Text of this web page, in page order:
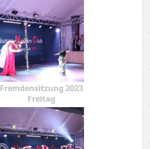
Fremdensitzung 2023
Freitag